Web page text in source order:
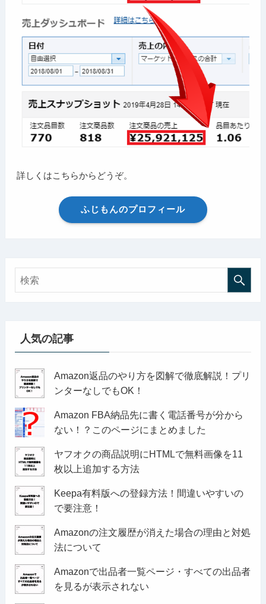
詳しくはこちらからどうぞ。
ふじもんのプロフィール
人気の記事
Amazon返品のやり方を図解で徹底解説！プリ
ンターなしでもOK！
Amazon FBA納品先に書く電話番号が分から
ない！？このページにまとめました
ヤフオクの商品説明にHTMLで無料画像を11
枚以上追加する方法
Keepa有料版への登録方法！間違いやすいの
で要注意！
Amazonの注文履歴が消えた場合の理由と対処
法について
Amazonで出品者一覧ページ・すべての出品者
を見るが表示されない